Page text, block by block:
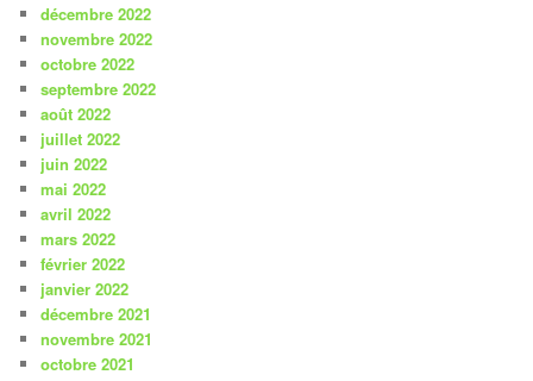
décembre 2022
novembre 2022
octobre 2022
septembre 2022
août 2022
juillet 2022
juin 2022
mai 2022
avril 2022
mars 2022
février 2022
janvier 2022
décembre 2021
novembre 2021
octobre 2021